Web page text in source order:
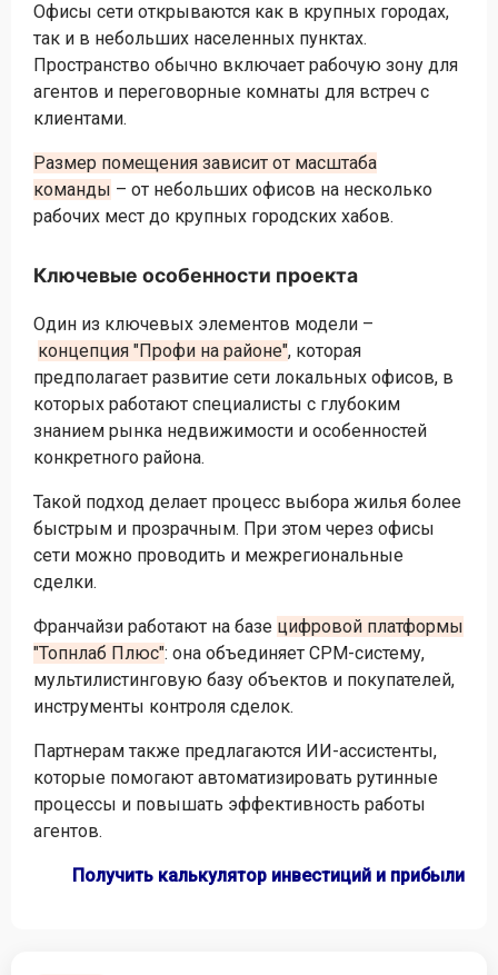
Офисы сети открываются как в крупных городах,
так и в небольших населенных пунктах.
Пространство обычно включает рабочую зону для
агентов и переговорные комнаты для встреч с
клиентами.
Размер помещения зависит от масштаба
команды – от небольших офисов на несколько
рабочих мест до крупных городских хабов.
Ключевые особенности проекта
Один из ключевых элементов модели –
концепция "Профи на районе", которая
предполагает развитие сети локальных офисов, в
которых работают специалисты с глубоким
знанием рынка недвижимости и особенностей
конкретного района.
Такой подход делает процесс выбора жилья более
быстрым и прозрачным. При этом через офисы
сети можно проводить и межрегиональные
сделки.
Франчайзи работают на базе цифровой платформы
"Топнлаб Плюс": она объединяет СРМ-систему,
мультилистинговую базу объектов и покупателей,
инструменты контроля сделок.
Партнерам также предлагаются ИИ-ассистенты,
которые помогают автоматизировать рутинные
процессы и повышать эффективность работы
агентов.
Получить калькулятор инвестиций и прибыли